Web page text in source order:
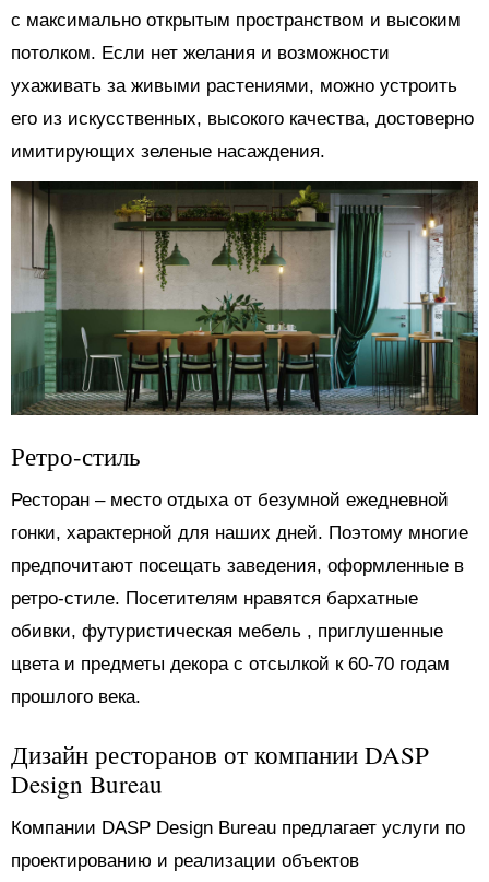
с максимально открытым пространством и высоким
потолком. Если нет желания и возможности
ухаживать за живыми растениями, можно устроить
его из искусственных, высокого качества, достоверно
имитирующих зеленые насаждения.
Ретро-стиль
Ресторан ‒ место отдыха от безумной ежедневной
гонки, характерной для наших дней. Поэтому многие
предпочитают посещать заведения, оформленные в
ретро-стиле. Посетителям нравятся бархатные
обивки, футуристическая мебель , приглушенные
цвета и предметы декора с отсылкой к 60-70 годам
прошлого века.
Дизайн ресторанов от компании DASP
Design Bureau
Компании DASP Design Bureau предлагает услуги по
проектированию и реализации объектов